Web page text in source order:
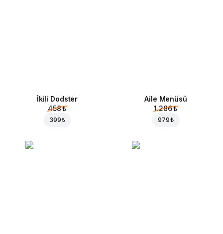
İkili Dodster
458 ₺
399 ₺
Aile Menüsü
1.286 ₺
979 ₺